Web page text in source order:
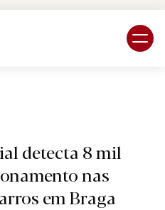
detecta 8 mil
nas
em Braga